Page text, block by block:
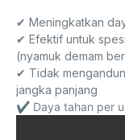
✔ Meningkatkan
✔ Efektif untuk
(nyamuk demam
✔ Tidak
jangka panjang
✔ Daya tahan per